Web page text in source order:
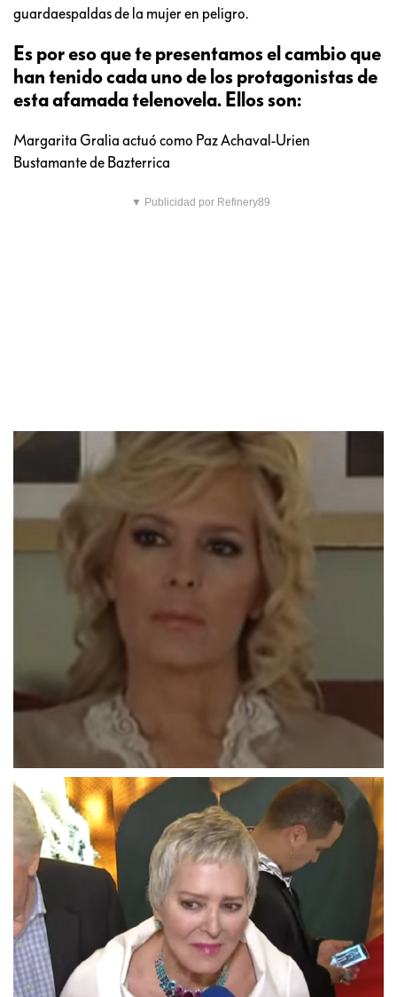
guardaespaldas de la mujer en peligro.
Es por eso que te presentamos el cambio que
han tenido cada uno de los protagonistas de
esta afamada telenovela. Ellos son:
Margarita Gralia actuó como Paz Achaval-Urien
Bustamante de Bazterrica
▼ Publicidad por Refinery89